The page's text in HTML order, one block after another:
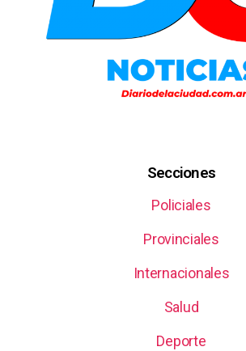
Secciones
Policiales
Provinciales
Internacionales
Salud
Deporte